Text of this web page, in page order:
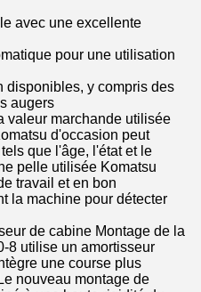
avec une excellente
pour une utilisation
disponibles, y compris des
augers
valeur marchande utilisée
d'occasion peut
que l'âge, l'état et le
pelle utilisée Komatsu
travail et en bon
la machine pour détecter
de cabine Montage de la
8 utilise un amortisseur
une course plus
nouveau montage de